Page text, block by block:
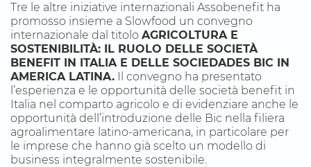
Tre le altre iniziative internazionali Assobenefit ha
promosso insieme a Slowfood un convegno
internazionale dal titolo AGRICOLTURA E
SOSTENIBILITÀ: IL RUOLO DELLE SOCIETÀ
BENEFIT IN ITALIA E DELLE SOCIEDADES BIC IN
AMERICA LATINA. Il convegno ha presentato
l’esperienza e le opportunità delle società benefit in
Italia nel comparto agricolo e di evidenziare anche le
opportunità dell’introduzione delle Bic nella filiera
agroalimentare latino-americana, in particolare per
le imprese che hanno già scelto un modello di
business integralmente sostenibile.